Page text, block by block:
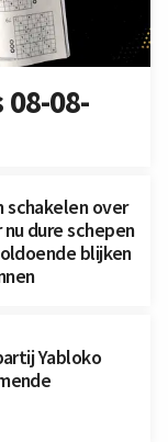
08-08-
schakelen over
dure schepen
blijken
Yabloko